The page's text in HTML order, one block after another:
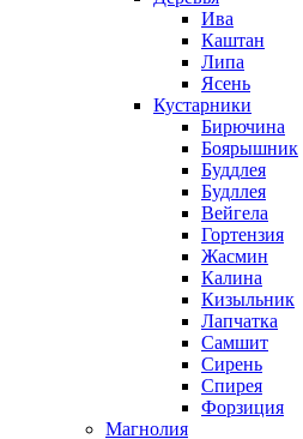
Ива
Каштан
Липа
Ясень
Кустарники
Бирючина
Боярышник
Буддлея
Будллея
Вейгела
Гортензия
Жасмин
Калина
Кизыльник
Лапчатка
Самшит
Сирень
Спирея
Форзиция
Магнолия